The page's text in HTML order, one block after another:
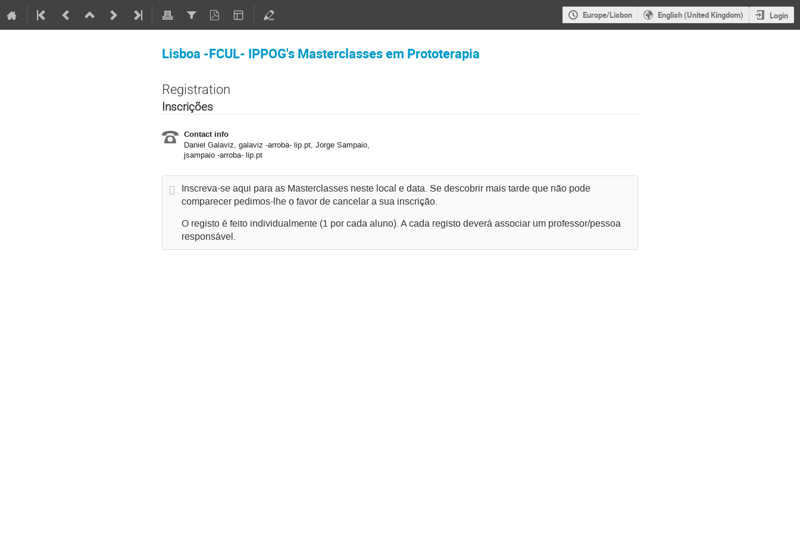
Europe/Lisbon English (United Kingdom) Login
Lisboa -FCUL- IPPOG's Masterclasses em Prototerapia
Registration
Inscrições
Contact info
Daniel Galaviz, galaviz -arroba- lip.pt, Jorge Sampaio,
jsampaio -arroba- lip.pt
Inscreva-se aqui para as Masterclasses neste local e data. Se descobrir mais tarde que não pode
comparecer pedimos-lhe o favor de cancelar a sua inscrição.
O registo é feito individualmente (1 por cada aluno). A cada registo deverá associar um professor/pessoa
responsável.